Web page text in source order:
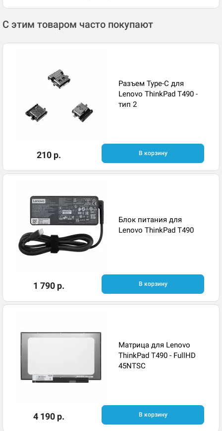
С этим товаром часто покупают
Разъем Type-C для
Lenovo ThinkPad T490 -
тип 2
210 р. В корзину
Блок питания для
Lenovo ThinkPad T490
1 790 р. В корзину
Матрица для Lenovo
ThinkPad T490 - FullHD
45NTSC
4 190 р. В корзину